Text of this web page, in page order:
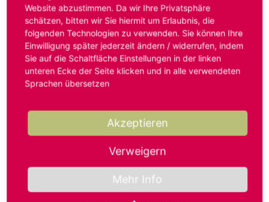
Anmelden
Benutzername oder E-Mail-Adresse*
Passwort*
Website abzustimmen. Da wir Ihre Privatsphäre
schätzen, bitten wir Sie hiermit um Erlaubnis, die
folgenden Technologien zu verwenden. Sie können Ihre
Einwilligung später jederzeit ändern / widerrufen, indem
Sie auf die Schaltfläche Einstellungen in der linken
unteren Ecke der Seite klicken und in alle verwendeten
Sprachen übersetzen
Akzeptieren
Verweigern
Mehr Info